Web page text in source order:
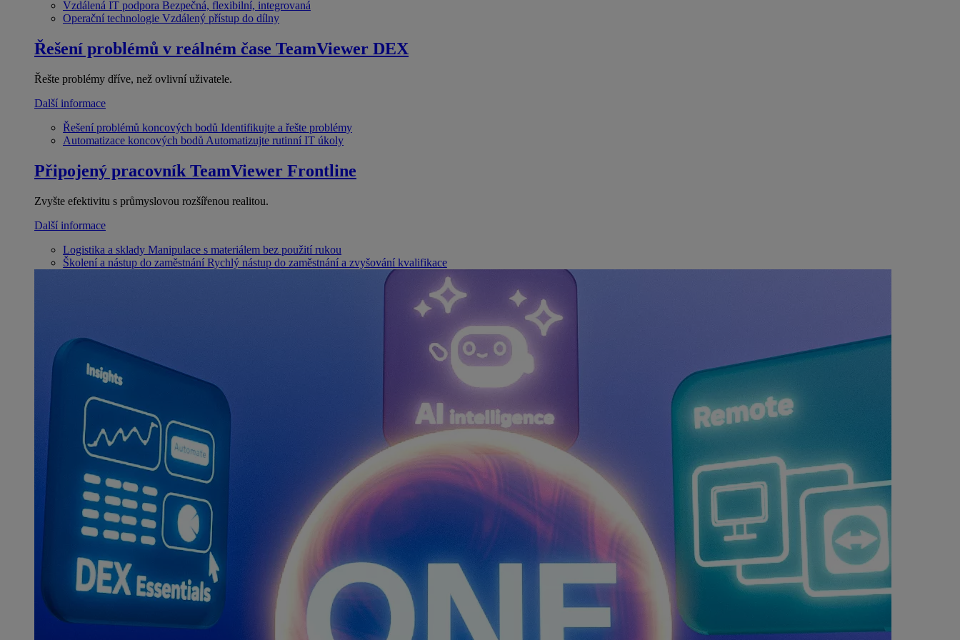
Vzdálená IT podpora Bezpečná, flexibilní, integrovaná
Operační technologie Vzdálený přístup do dílny
Řešení problémů v reálném čase TeamViewer DEX
Řešte problémy dříve, než ovlivní uživatele.
Další informace
Řešení problémů koncových bodů Identifikujte a řešte problémy
Automatizace koncových bodů Automatizujte rutinní IT úkoly
Připojený pracovník TeamViewer Frontline
Zvyšte efektivitu s průmyslovou rozšířenou realitou.
Další informace
Logistika a sklady Manipulace s materiálem bez použití rukou
Školení a nástup do zaměstnání Rychlý nástup do zaměstnání a zvyšování kvalifikace